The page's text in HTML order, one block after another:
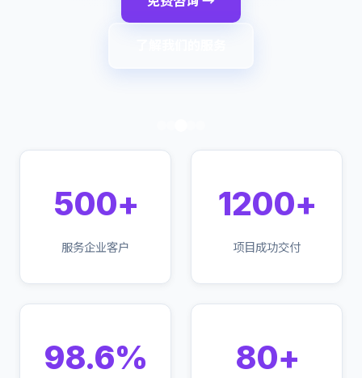
500+
服务企业客户
1200+
项目成功交付
98.6% 80+